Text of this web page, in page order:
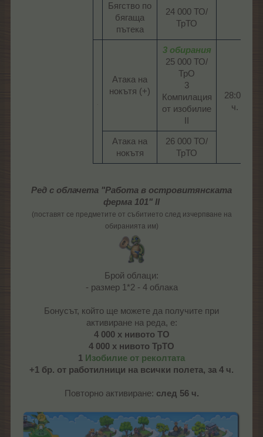
Бягство по
бягаща
пътека​
24 000 ТО/
ТрТО​
Атака на
нокътя (+)​
3 обирания
25 000 ТО/
ТрО
3
Компилация
от изобилие
28:00
ч.​
Атака на
нокътя​
26 000 ТО/
ТрТО​
Ред с облачета "Работа в островитянската
ферма 101" II
(поставят се предметите от събитието след изчерпване на
обиранията им)
Брой облаци:
- размер 1*2 - 4 облака
Бонусът, който ще можете да получите при
активиране на реда, е:
4 000 х нивото ТО
4 000 х нивото ТрТО
1 Изобилие от реколтата
+1 бр. от работилници на всички полета, за 4 ч.
Повторно активиране: след 56 ч.